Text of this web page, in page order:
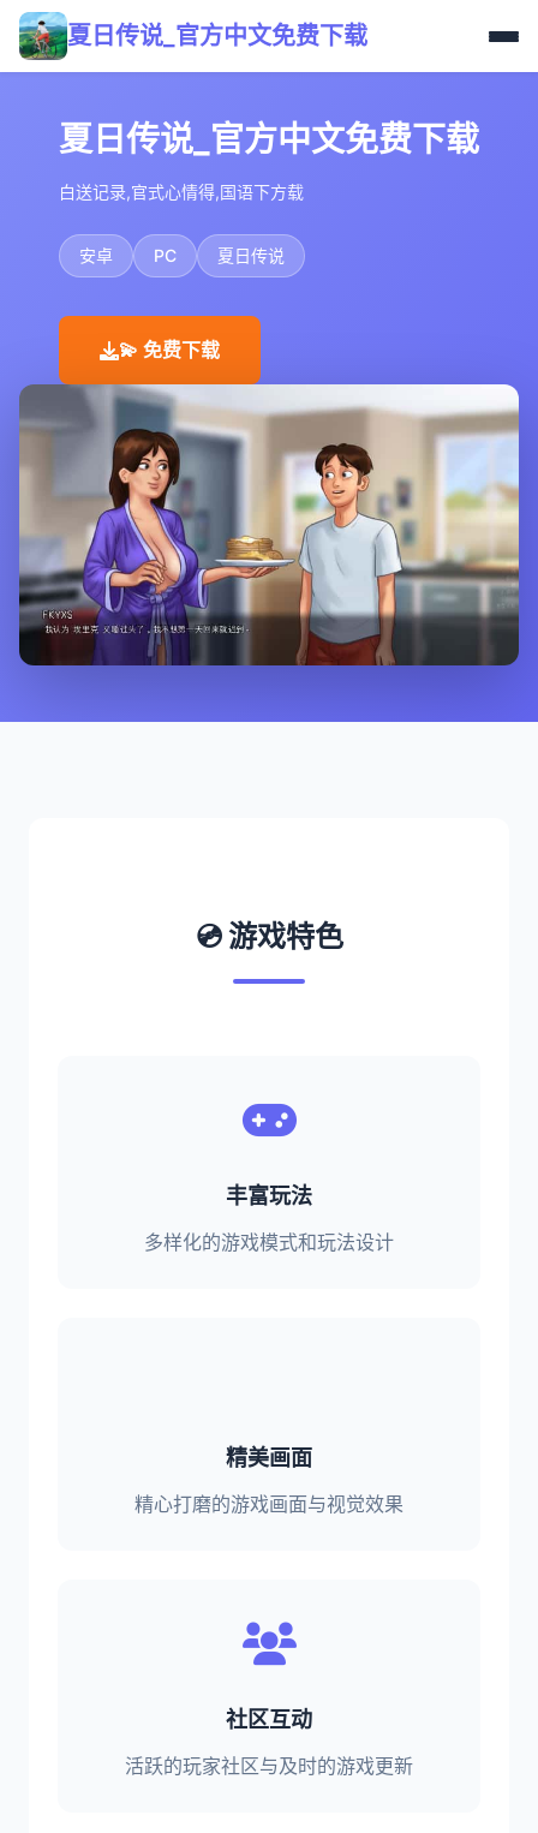
夏日传说_官方中文免费下载
夏日传说_官方中文免费下载
白送记录,官式心情得,国语下方载
安卓 PC 夏日传说
💫 免费下载
💿 游戏特色
丰富玩法
多样化的游戏模式和玩法设计
精美画面
精心打磨的游戏画面与视觉效果
社区互动
活跃的玩家社区与及时的游戏更新